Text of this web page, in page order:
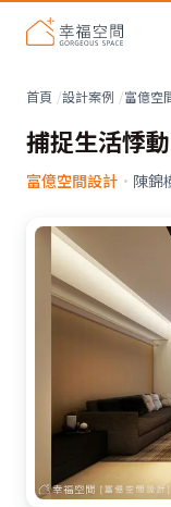
首頁 設計案例 富億空
捕捉生活悸
富億空間設計 · 陳錦